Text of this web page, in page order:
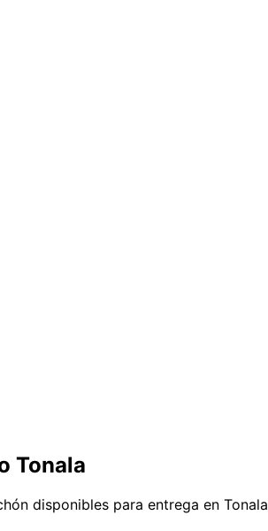
Tonala
disponibles para entrega en Tonala